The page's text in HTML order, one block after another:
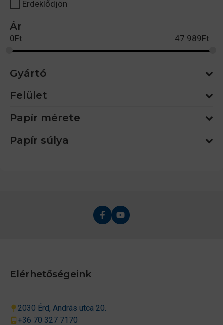
Érdeklődjön
Ár
0Ft 47 989Ft
Gyártó
Felület
Papír mérete
Papír súlya
Elérhetőségeink
2030 Érd, András utca 20.
+36 70 327 7170